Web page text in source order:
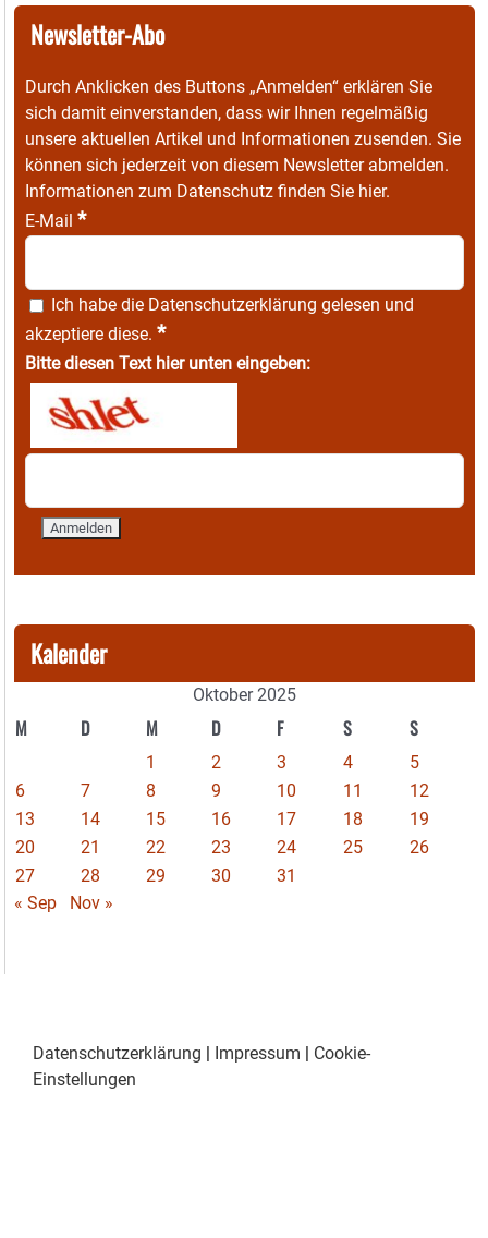
Newsletter-Abo
Durch Anklicken des Buttons „Anmelden“ erklären Sie
sich damit einverstanden, dass wir Ihnen regelmäßig
unsere aktuellen Artikel und Informationen zusenden. Sie
können sich jederzeit von diesem Newsletter abmelden.
Informationen zum Datenschutz finden Sie hier.
E-Mail *
Ich habe die Datenschutzerklärung gelesen und
akzeptiere diese. *
Bitte diesen Text hier unten eingeben:
Kalender
Oktober 2025
M D M D F S S
1 2 3 4
5
6
7 8 9 10 11
12
13
14 15 16 17 18
19
20
21 22 23 24 25
26
27
28 29 30
31
« Sep
Nov »
Datenschutzerklärung | Impressum | Cookie-
Einstellungen